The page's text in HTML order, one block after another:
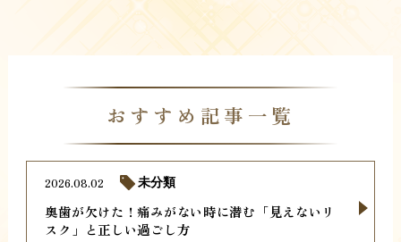
おすすめ記事一覧
奥歯が欠けた！痛みがない時に潜む「見えないリ
スク」と正しい過ごし方
2026.08.02 未分類